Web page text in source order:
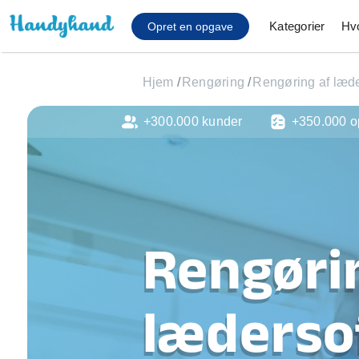
Opret en opgave Kategorier
Affaldsfjernelse
Gulvlaminering
Hårde hvidevare
Hjælp til mobil, pc, tv
Installation af ildsted
Møbelsamling og
Ophængning af
Hjem / Rengøring / Rengøring af
+300.000 kunder +350.000